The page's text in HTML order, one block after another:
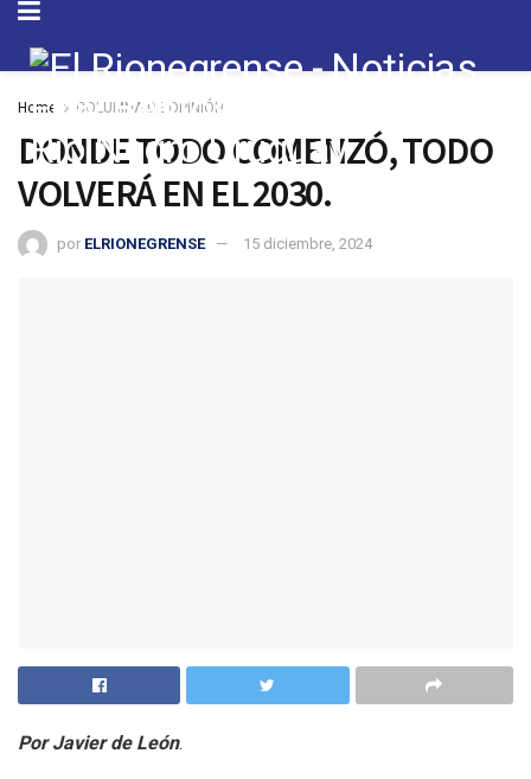
Home COLUMNA DE OPINIÓN
DONDE TODO COMENZÓ, TODO
VOLVERÁ EN EL 2030.
por ELRIONEGRENSE 15 diciembre, 2024
Por Javier de León.